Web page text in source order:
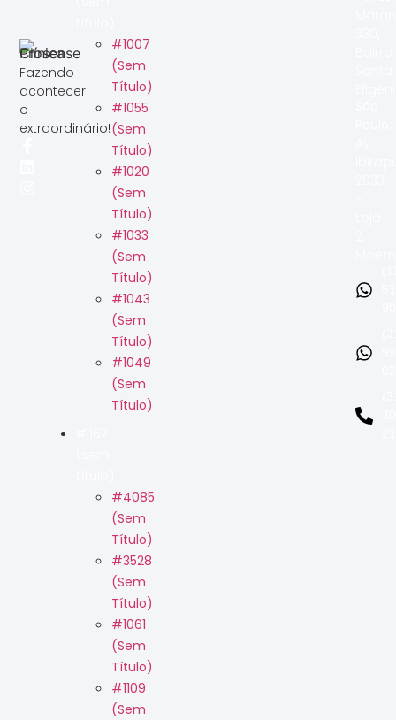
Fazendo
acontecer
o
extraordinário!
#1007
(sem
Título)
#1055
(sem
Título)
#1020
(sem
Título)
#1033
(sem
Título)
#1043
(sem
Título)
#1049
(sem
Título)
#4085
(sem
Título)
#3528
(sem
Título)
#1061
(sem
Título)
#1109
(sem